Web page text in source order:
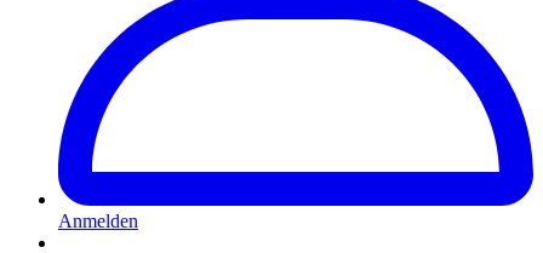
Anmelden